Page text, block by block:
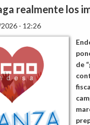
realmente los
- 12:26
de